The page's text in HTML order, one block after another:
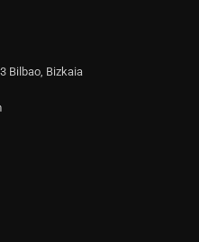
Bilbao, Bizkaia